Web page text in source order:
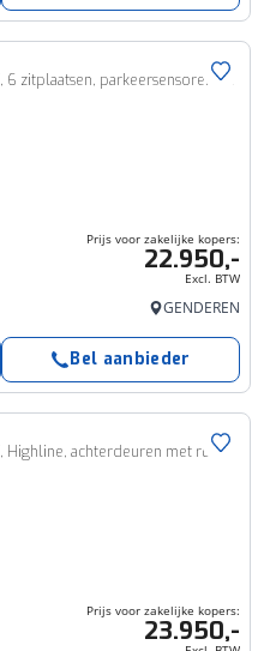
2.0 TDI L1H1 Highline 150PK / 110kW, 6 zitplaatsen, parkeersensoren voor en achter (pdc), 16" LMV, trekhaak, multifunctioneel lederen stuurwiel, verwarmbare voorruit, navigatie, bumpers in kleur, licht en regensensor, elektrisch verstel-, verwarm- en inklapbare buitenspiegels etc.
Prijs voor zakelijke kopers:
22.950,-
Excl. BTW
GENDEREN
Bel aanbieder
2.0 TDI L2H1 Highline 102PK / 75kW, Highline, achterdeuren met ruit en wisser, navigatie, multifunctioneel lederen stuurwiel, parkeersensoren voor en achter (pdc), trekhaak, voorruit verwarming, cruise control, licht en regensensor, airco
Prijs voor zakelijke kopers:
23.950,-